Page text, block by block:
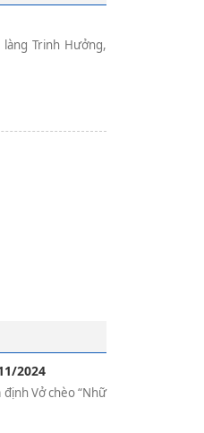
Trinh Hưởng,
2024
Vở chèo “Nhữ